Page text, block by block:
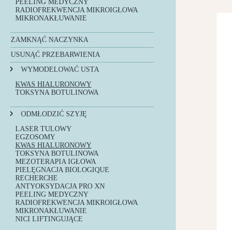
PEELING MEDYCZNY
RADIOFREKWENCJA MIKROIGŁOWA
MIKRONAKŁUWANIE
ZAMKNĄĆ NACZYNKA
ANTYOKSYDACJA PRO XN
TERAPIE PCA SKIN
USUNĄĆ PRZEBARWIENIA
LASER TULOWY
ANTYOKSYDACJA PRO XN
PEELING MEDYCZNY
MIKRONAKŁUWANIE
WYMODELOWAĆ USTA
KWAS HIALURONOWY
TOKSYNA BOTULINOWA
ODMŁODZIĆ SZYJĘ
LASER TULOWY
EGZOSOMY
KWAS HIALURONOWY
TOKSYNA BOTULINOWA
MEZOTERAPIA IGŁOWA
PIELĘGNACJA BIOLOGIQUE
RECHERCHE
ANTYOKSYDACJA PRO XN
PEELING MEDYCZNY
RADIOFREKWENCJA MIKROIGŁOWA
MIKRONAKŁUWANIE
NICI LIFTINGUJĄCE